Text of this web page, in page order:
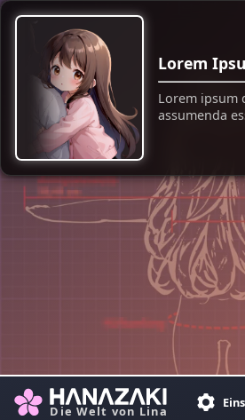
Die Welt von Lina
Lorem
Lorem ipsum
assumenda